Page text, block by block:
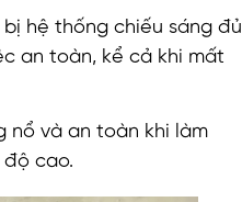
hệ thống chiếu sáng đủ
an toàn, kể cả khi mất
nổ và an toàn khi làm
cao.